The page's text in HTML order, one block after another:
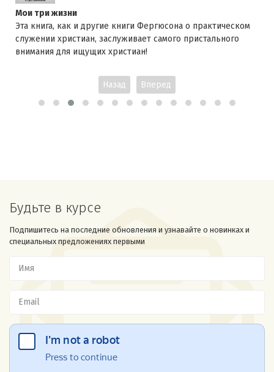
Мои три жизни
Эта книга, как и другие книги Фергюсона о практическом
служении христиан, заслуживает самого пристального
внимания для ищущих христиан!
Назад Вперед
Будьте в курсе
Подпишитесь на последние обновления и узнавайте о новинках и
специальных предложениях первыми